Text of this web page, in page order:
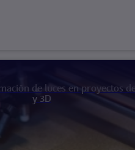
de luces en proyectos
y 3D